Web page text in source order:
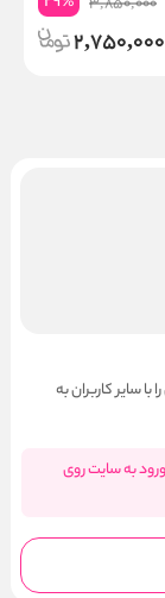
2,750,000
با سایر کاربران به
به سایت روی